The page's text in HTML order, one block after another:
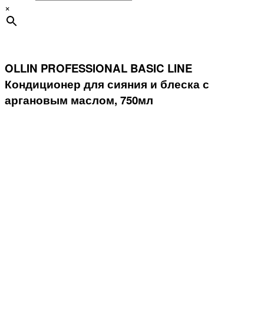
×
OLLIN PROFESSIONAL BASIC LINE
Кондиционер для сияния и блеска с
аргановым маслом, 750мл